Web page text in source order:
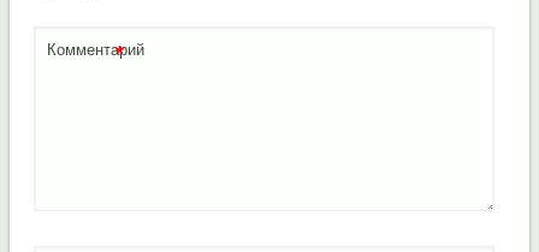
Комментарий
*